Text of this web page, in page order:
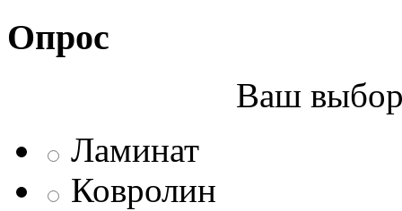
Опрос
Ваш выбор
Ламинат
Ковролин